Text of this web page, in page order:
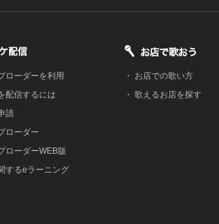
ローダーを利用
配信するには
請
ローダー
ローダーWEB版
するeラーニング
・
お店での歌い方
・ 歌えるお店を探す